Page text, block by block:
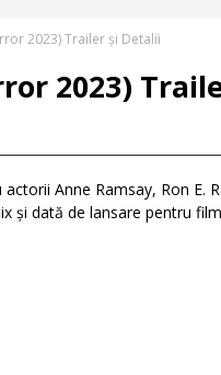
2023) Trailer și Detalii
2023)
Anne Ramsay, Ron E.
și dată de lansare pentru